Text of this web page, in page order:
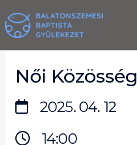
to
content
Női
2025. 04. 12
14:00